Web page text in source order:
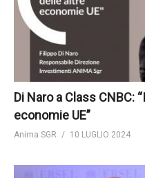
Di Naro a Class CNBC:
economie UE”
Anima SGR 10 LUGLIO 2024